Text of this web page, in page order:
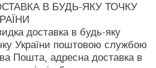
В БУДЬ-ЯКУ ТОЧКУ
доставка в будь-яку
України поштовою службою
Пошта, адресна доставка в